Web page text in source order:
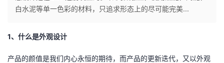
白水泥等单一色彩的材料，只追求形态上的尽可能完美...
1、什么是外观设计
产品的颜值是我们内心永恒的期待，而产品的更新迭代，又以外观